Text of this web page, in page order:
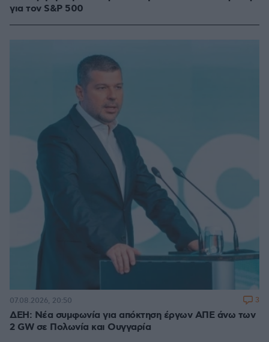
για τον S&P 500
ΔΕΗ: Νέα συμφωνία για απόκτηση έργων ΑΠΕ άνω των
2 GW σε Πολωνία και Ουγγαρία
07.08.2026, 20:50 3